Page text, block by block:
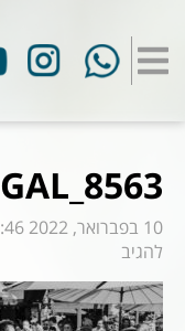
GAL_8563
10 בפברואר, 2022 12:46
להגיב